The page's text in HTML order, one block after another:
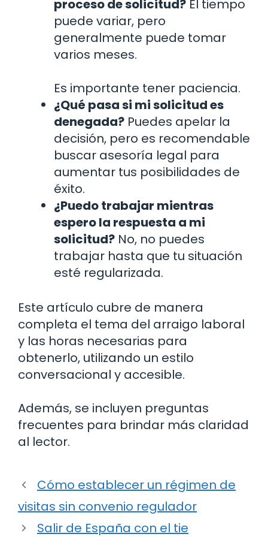
proceso de solicitud? El tiempo
puede variar, pero
generalmente puede tomar
varios meses.
Es importante tener paciencia.
¿Qué pasa si mi solicitud es
denegada? Puedes apelar la
decisión, pero es recomendable
buscar asesoría legal para
aumentar tus posibilidades de
éxito.
¿Puedo trabajar mientras
espero la respuesta a mi
solicitud? No, no puedes
trabajar hasta que tu situación
esté regularizada.
Este artículo cubre de manera
completa el tema del arraigo laboral
y las horas necesarias para
obtenerlo, utilizando un estilo
conversacional y accesible.
Además, se incluyen preguntas
frecuentes para brindar más claridad
al lector.
Cómo establecer un régimen de
visitas sin convenio regulador
Salir de España con el tie